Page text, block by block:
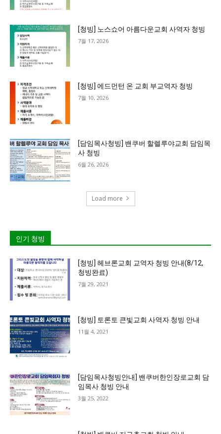
[청빙] 노스쇼어 아름다운교회 사역자 청빙
7월 17, 2026
[청빙] 에드먼턴 온 교회 부교역자 청빙
7월 10, 2026
[담임목사청빙] 밴쿠버 할렐루야교회 담임목
사 청빙
6월 26, 2026
Load more
인기 청빙
[청빙] 헤브론교회 교역자 청빙 안내(8/12,
청빙완료)
7월 29, 2021
[청빙] 토론토 큰빛교회 사역자 청빙 안내
11월 4, 2021
[담임목사청빙안내] 밴쿠버한인장로교회 담
임목사 청빙 안내
3월 25, 2022